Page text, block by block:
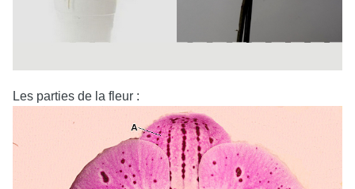
Les parties de la fleur :